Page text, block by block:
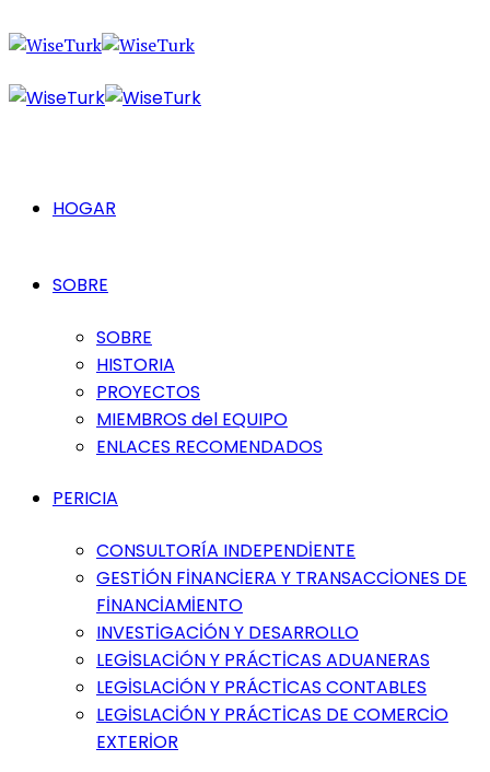
HOGAR
SOBRE
SOBRE
HISTORIA
PROYECTOS
MIEMBROS del EQUIPO
ENLACES RECOMENDADOS
PERICIA
CONSULTORÍA INDEPENDİENTE
GESTİÓN FİNANCİERA Y TRANSACCİONES DE
FİNANCİAMİENTO
INVESTİGACİÓN Y DESARROLLO
LEGİSLACİÓN Y PRÁCTİCAS ADUANERAS
LEGİSLACİÓN Y PRÁCTİCAS CONTABLES
LEGİSLACİÓN Y PRÁCTİCAS DE COMERCİO
EXTERİOR